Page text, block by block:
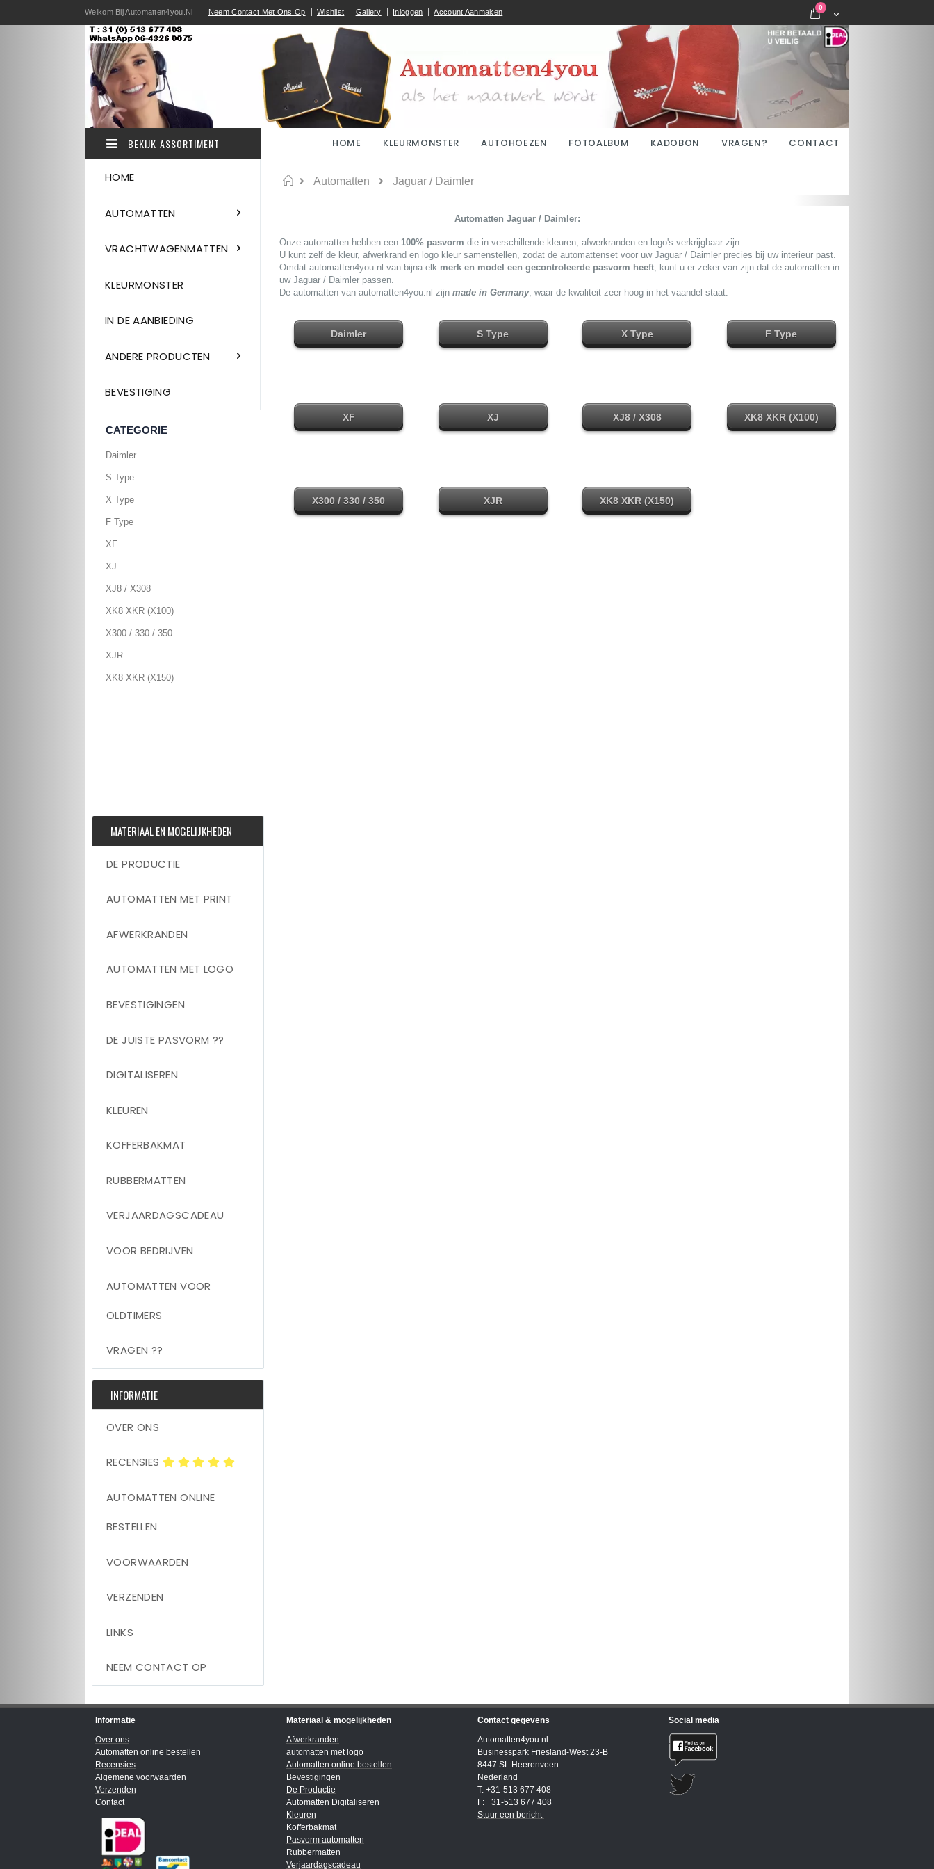
Ga
direct
door
naar
de
inhoud
Welkom Bij Automatten4you.nl Neem Contact Met Ons Op Wishlist Gallery Inloggen Account Aanmaken Cart
0 items
BEKIJK ASSORTIMENT
HOME
AUTOMATTEN
VRACHTWAGENMATTEN
KLEURMONSTER
IN DE AANBIEDING
ANDERE PRODUCTEN
BEVESTIGING
HOME KLEURMONSTER AUTOHOEZEN FOTOALBUM KADOBON VRAGEN? CONTACT
Home
Automatten Jaguar / Daimler
Automatten Jaguar / Daimler:
Onze automatten hebben een 100% pasvorm die in verschillende kleuren, afwerkranden en logo's verkrijgbaar zijn.
U kunt zelf de kleur, afwerkrand en logo kleur samenstellen, zodat de automattenset voor uw Jaguar / Daimler precies bij uw interieur past.
Omdat automatten4you.nl van bijna elk merk en model een gecontroleerde pasvorm heeft, kunt u er zeker van zijn dat de automatten in
uw Jaguar / Daimler passen.
De automatten van automatten4you.nl zijn made in Germany, waar de kwaliteit zeer hoog in het vaandel staat.
Daimler S Type X Type F Type
XF XJ XJ8 / X308 XK8 XKR (X100)
X300 / 330 / 350 XJR XK8 XKR (X150)
CATEGORIE
Daimler
S Type
X Type
F Type
XF
XJ
XJ8 / X308
XK8 XKR (X100)
X300 / 330 / 350
XJR
XK8 XKR (X150)
MATERIAAL EN MOGELIJKHEDEN
DE PRODUCTIE
AUTOMATTEN MET PRINT
AFWERKRANDEN
AUTOMATTEN MET LOGO
BEVESTIGINGEN
DE JUISTE PASVORM ??
DIGITALISEREN
KLEUREN
KOFFERBAKMAT
RUBBERMATTEN
VERJAARDAGSCADEAU
VOOR BEDRIJVEN
AUTOMATTEN VOOR
OLDTIMERS
VRAGEN ??
INFORMATIE
OVER ONS
RECENSIES
AUTOMATTEN ONLINE
BESTELLEN
VOORWAARDEN
VERZENDEN
LINKS
NEEM CONTACT OP
Informatie
Over ons
Automatten online bestellen
Recensies
Algemene voorwaarden
Verzenden
Contact
Materiaal & mogelijkheden
Afwerkranden
automatten met logo
Automatten online bestellen
Bevestigingen
De Productie
Automatten Digitaliseren
Kleuren
Kofferbakmat
Pasvorm automatten
Rubbermatten
Verjaardagscadeau
Contact gegevens
Automatten4you.nl
Businesspark Friesland-West 23-B
8447 SL Heerenveen
Nederland
T: +31-513 677 408
F: +31-513 677 408
Stuur een bericht
Social media